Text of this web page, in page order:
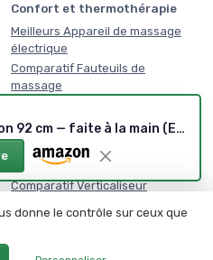
Canne en bois marron 92 cm — faite à la main (Espagne)
Confort et thermothérapie
Meilleurs Appareil de massage
électrique
Comparatif Fauteuils de
massage
Mobilité senior et PMR
Meilleurs Marchepied avec main
courante
Comparatif Verticaliseur
TOP Détecteur de chute senior
donne le contrôle sur ceux que